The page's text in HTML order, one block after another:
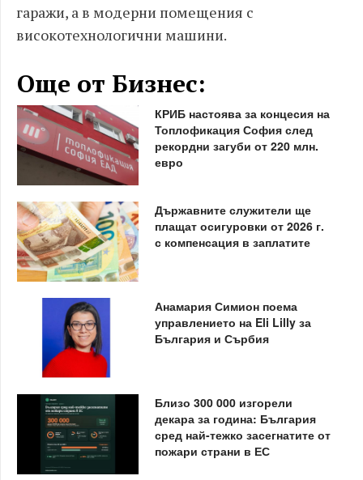
гаражи, а в модерни помещения с
високотехнологични машини.
Още от Бизнес:
КРИБ настоява за концесия на
Топлофикация София след
рекордни загуби от 220 млн.
евро
Държавните служители ще
плащат осигуровки от 2026 г.
с компенсация в заплатите
Анамария Симион поема
управлението на Eli Lilly за
България и Сърбия
Близо 300 000 изгорели
декара за година: България
сред най-тежко засегнатите от
пожари страни в ЕС